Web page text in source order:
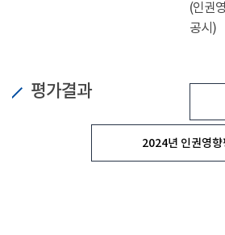
(인권
공시)
평가결과
2024년 인권영향